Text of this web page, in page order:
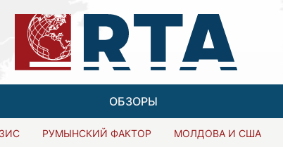
ОБЗОРЫ
РУМЫНСКИЙ ФАКТОР МОЛДОВА И США